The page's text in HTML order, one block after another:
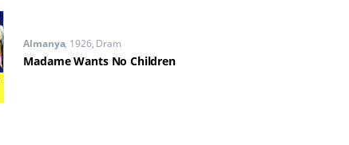
Almanya 1926 Dram
Madame Wants No Children